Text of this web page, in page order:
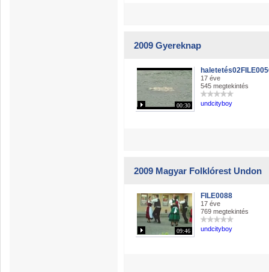
2009 Gyereknap
00:30
17 éve
545 megtekintés
undcityboy
2009 Magyar Folklórest Undon
09:46
FILE0088
17 éve
769 megtekintés
undcityboy